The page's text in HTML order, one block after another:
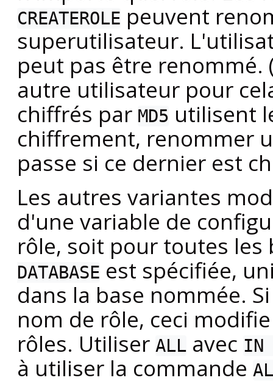
CREATEROLE peuvent
superutilisateur.
peut pas être renommé.
autre utilisateur pour
chiffrés par MD5 utilisent
chiffrement, renommer
passe si ce dernier est
Les autres variantes
d'une variable de
rôle, soit pour toutes
DATABASE est spécifiée,
dans la base nommée.
nom de rôle, ceci
rôles. Utiliser ALL avec IN
à utiliser la commande